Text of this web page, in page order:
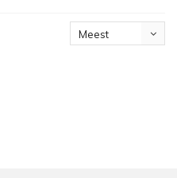
Meest